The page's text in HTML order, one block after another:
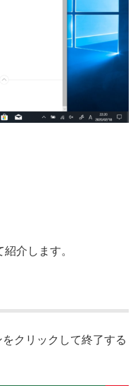
介します。
クリックして終了する